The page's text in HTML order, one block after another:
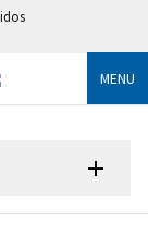
MENU